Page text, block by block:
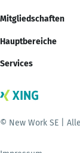
Mitgliedschaften
Hauptbereiche
Services
© New Work SE |